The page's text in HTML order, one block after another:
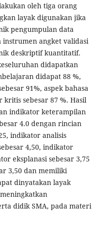
oleh tiga orang
layak digunakan jika
pengumpulan data
angket validasi
deskriptif kuantitatif.
didapatkan
didapat 88 %,
91%, aspek bahasa
kritis sebesar 87 %. Hasil
indikator keterampilan
4.0 dengan rincian
indikator analisis
4,50, indikator
eksplanasi sebesar 3,75
3,50 dan memiliki
dinyatakan layak
didik SMA, pada materi